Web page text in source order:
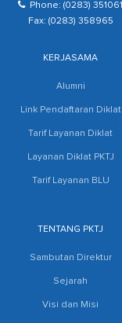
Phone: (0283) 351061
Fax: (0283) 358965
KERJASAMA
Alumni
Link Pendaftaran Diklat
Tarif Layanan Diklat
Layanan Diklat PKTJ
Tarif Layanan BLU
TENTANG PKTJ
Sambutan Direktur
Sejarah
Visi dan Misi